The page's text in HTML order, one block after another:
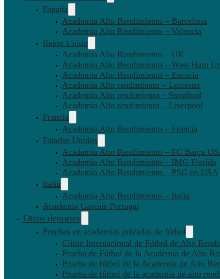
España
Academia Alto Rendimiento – Barcelona
Academia Alto Rendimiento – Valencia
Reino Unido
Academia Alto Rendimiento – UK
Academia Alto Rendimiento – West Ham
Academia Alto Rendimiento – Escocia
Academia Alto rendimiento – Leicester
Academia Alto rendimiento – Stamford
Academia Alto rendimiento – Liverpool
Francia
Academia Alto Rendimiento – Francia
Estados Unidos
Academia Alto Rendimiento – FC Barça
Academia Alto Rendimiento – IMG Florida
Academia Alto Rendimiento – PSG en USA
Italia
Academia Alto Rendimiento – Italia
Academia Cascais Portugal
Otros deportes
Pruebas en academias privadas de fútbol
Clinic Internacional de Fútbol de Alto
Prueba de Fútbol de la Academia de Alto
Prueba de fútbol de la Academia de Alto
Prueba de fútbol de la academia de alto